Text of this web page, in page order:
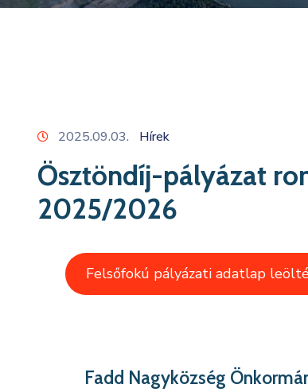
2025.09.03. Hírek
Ösztöndíj-pályázat
2025/2026
Felsőfokú pályázati adatlap
Fadd Nagyközség